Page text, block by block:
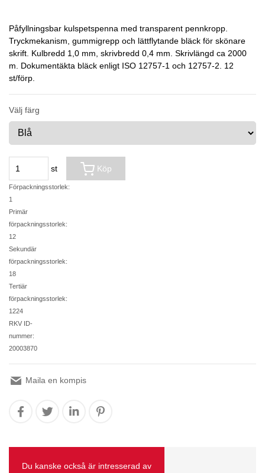
Påfyllningsbar kulspetspenna med transparent pennkropp.
Tryckmekanism, gummigrepp och lättflytande bläck för skönare
skrift. Kulbredd 1,0 mm, skrivbredd 0,4 mm. Skrivlängd ca 2000
m. Dokumentäkta bläck enligt ISO 12757-1 och 12757-2. 12
st/förp.
Välj färg
st
Förpackningsstorlek:
1
Primär
förpackningsstorlek:
12
Sekundär
förpackningsstorlek:
18
Tertiär
förpackningsstorlek:
1224
RKV ID-
nummer:
20003870
Köp
Maila en kompis
Du kanske också är intresserad av